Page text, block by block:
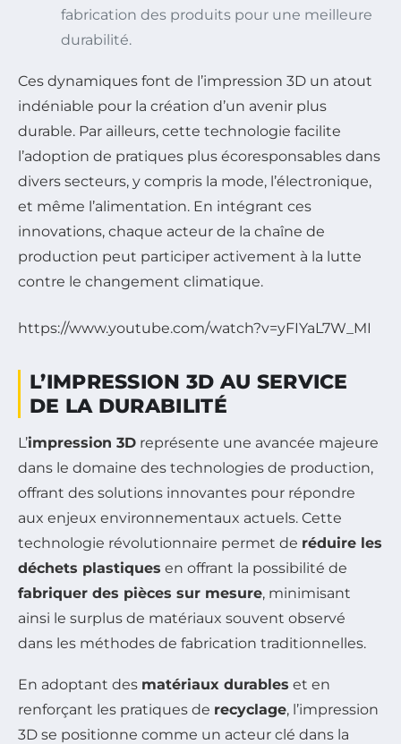
fabrication des produits pour une meilleure
durabilité.
Ces dynamiques font de l’impression 3D un atout
indéniable pour la création d’un avenir plus
durable. Par ailleurs, cette technologie facilite
l’adoption de pratiques plus écoresponsables dans
divers secteurs, y compris la mode, l’électronique,
et même l’alimentation. En intégrant ces
innovations, chaque acteur de la chaîne de
production peut participer activement à la lutte
contre le changement climatique.
https://www.youtube.com/watch?v=yFIYaL7W_MI
L’IMPRESSION 3D AU SERVICE
DE LA DURABILITÉ
L’impression 3D représente une avancée majeure
dans le domaine des technologies de production,
offrant des solutions innovantes pour répondre
aux enjeux environnementaux actuels. Cette
technologie révolutionnaire permet de réduire les
déchets plastiques en offrant la possibilité de
fabriquer des pièces sur mesure, minimisant
ainsi le surplus de matériaux souvent observé
dans les méthodes de fabrication traditionnelles.
En adoptant des matériaux durables et en
renforçant les pratiques de recyclage, l’impression
3D se positionne comme un acteur clé dans la